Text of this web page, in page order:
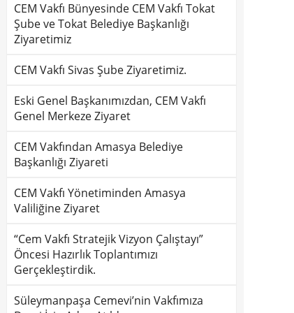
CEM Vakfı Bünyesinde CEM Vakfı Tokat
Şube ve Tokat Belediye Başkanlığı
Ziyaretimiz
CEM Vakfı Sivas Şube Ziyaretimiz.
Eski Genel Başkanımızdan, CEM Vakfı
Genel Merkeze Ziyaret
CEM Vakfından Amasya Belediye
Başkanlığı Ziyareti
CEM Vakfı Yönetiminden Amasya
Valiliğine Ziyaret
“Cem Vakfı Stratejik Vizyon Çalıştayı”
Öncesi Hazırlık Toplantımızı
Gerçekleştirdik.
Süleymanpaşa Cemevi’nin Vakfımıza